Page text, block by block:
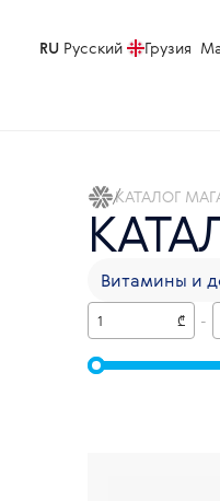
RU Русский Грузия
КАТАЛОГ
Витамины и
₾ -